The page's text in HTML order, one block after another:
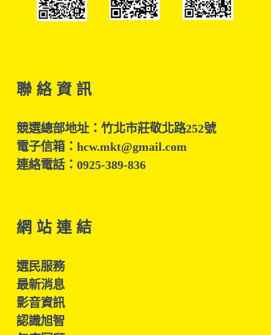
聯 絡 資 訊
競選總部地址：竹北市莊敬北路252號
電子信箱：hcw.mkt@gmail.com
連絡電話：0925-389-836
網 站 連 結
選民服務
最新消息
影音資訊
認識旭智